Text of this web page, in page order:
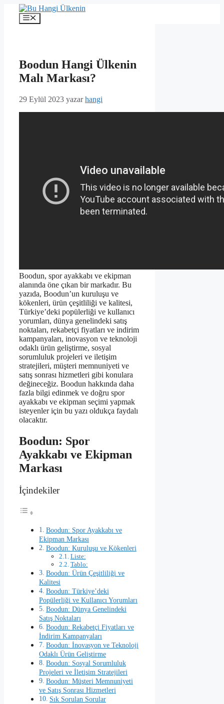
İçeriğe
Menü
Boodun Hangi Ülkenin
Malı Markası?
29 Eylül 2023 yazarhangi
Boodun, spor ayakkabı ve ekipman
alanında öne çıkan bir markadır. Bu
yazıda, Boodun’un kuruluşu ve
kökenleri, ürün çeşitliliği ve kalitesi,
Türkiye’deki popülerliği ve kullanıcı
yorumları, dünya genelindeki satış
noktaları, rekabetçi fiyatları ve indirim
kampanyaları, inovasyon ve teknoloji
odaklı ürün geliştirme, sosyal
sorumluluk projeleri ve iletişim
stratejileri, müşteri memnuniyeti ve
satış sonrası hizmetleri gibi konulara
değineceğiz. Boodun hakkında daha
fazla bilgi edinmek ve doğru spor
ayakkabı ve ekipman seçimi yapmak
isteyenler için bu yazı oldukça faydalı
olacaktır.
Boodun: Spor
Ayakkabı ve Ekipman
Markası
İçindekiler
Boodun: Spor Ayakkabı ve
Ekipman Markası
Boodun: Kuruluşu ve Kökenleri
Liste:
Tablo:
Boodun: Ürün Çeşitliliği ve
Kalitesi
Boodun: Türkiye’deki
Popülerliği ve Kullanıcı Yorumları
Boodun: Dünya Genelindeki
Satış Noktaları
Boodun: Rekabetçi Fiyatları ve
İndirim Kampanyaları
Boodun: İnovasyon ve Teknoloji
Odaklı Ürün Geliştirme
Boodun: Sosyal Sorumluluk
Projeleri ve İletişim Stratejileri
Boodun: Müşteri Memnuniyeti
ve Satış Sonrası Hizmetleri
Sık Sorulan Sorular